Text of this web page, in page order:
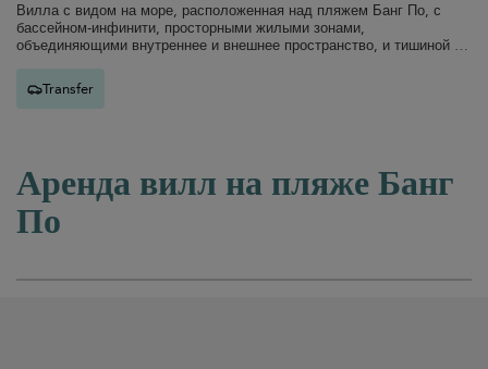
Вилла с видом на море, расположенная над пляжем Банг По, с
бассейном-инфинити, просторными жилыми зонами,
объединяющими внутреннее и внешнее пространство, и тишиной и
Transfer
Аренда вилл на пляже Банг
По